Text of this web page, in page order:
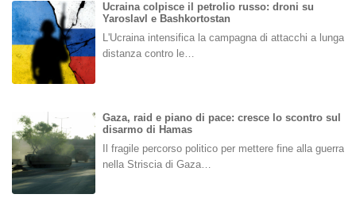
Ucraina colpisce il petrolio russo: droni su
Yaroslavl e Bashkortostan
L'Ucraina intensifica la campagna di attacchi a lunga
distanza contro le…
Gaza, raid e piano di pace: cresce lo scontro sul
disarmo di Hamas
Il fragile percorso politico per mettere fine alla guerra
nella Striscia di Gaza…